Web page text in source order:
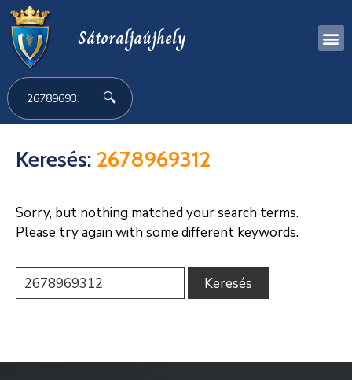
Sátoraljaújhely
🔍
Keresés: 2678969312
Sorry, but nothing matched your search terms.
Please try again with some different keywords.